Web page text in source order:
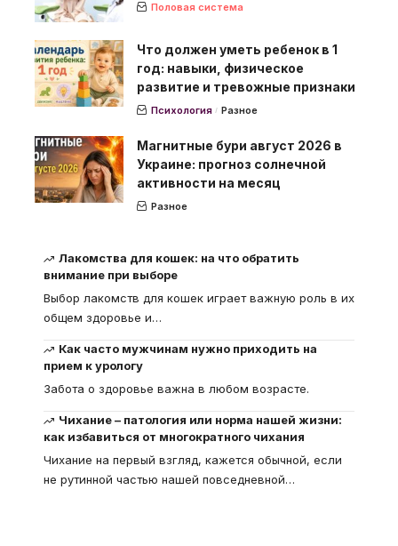
Половая система
Что должен уметь ребенок в 1
год: навыки, физическое
развитие и тревожные признаки
Психология Разное
Магнитные бури август 2026 в
Украине: прогноз солнечной
активности на месяц
Разное
Лакомства для кошек: на что обратить
внимание при выборе
Выбор лакомств для кошек играет важную роль в их
общем здоровье и…
Как часто мужчинам нужно приходить на
прием к урологу
Забота о здоровье важна в любом возрасте.
Чихание – патология или норма нашей жизни:
как избавиться от многократного чихания
Чихание на первый взгляд, кажется обычной, если
не рутинной частью нашей повседневной…